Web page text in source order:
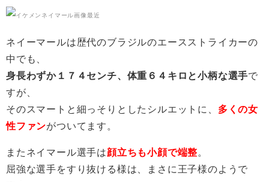
ネイーマールは歴代のブラジルのエースストライカーの
中でも、
身長わずか１７４センチ、体重６４キロと小柄な選手で
すが、
そのスマートと細っそりとしたシルエットに、 多くの女
性ファンがついてます。
またネイマール選手は顔立ちも小顔で端整
屈強な選手をすり抜ける様は、まさに王子様のようで